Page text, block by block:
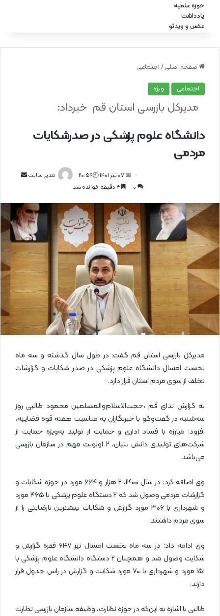
حوزه علمیه
یادداشت
عکس و ویدئو
صفحه اصلی / اجتماعی
اجتماعی ویژه
دانشگاه علوم پزشکی در صدرشکایات
مردمی
مدیرکل بازرسی استان قم خبرداد:
مدیر سایت
ا
ل
ا
ی
م
ی
📅 07 تیر 1401 🕙20:59
0
مدیرکل بازرسی استان قم گفت: در طول سال گذشته و سه ماه
نخست امسال دانشگاه علوم پزشکی در صدر شکایات و گزارشات
تخلف از سوی مردم استان قرار دارد.
به گزارش ندای قم ،حجت‌الاسلام‌والمسلمین محمود طالبی روز
سه‌شنبه در گفت‌وگو با خبرنگاران به مناسبت هفته قوه قضاییه،
افزود: مبارزه با فساد اداری و حمایت از تولید به‌ویژه حمایت از
شرکت‌های تولیدی دانش بنیان، ۲ اولویت مهم در سازمان بازرسی
می‌باشد.
وی اضافه کرد: در سال ۱۴۰۰، ۲ هزار و ۶۶۴ مورد در حوزه شکایات و
گزارشات مردمی وصول شد که ۲ دستگاه علوم پزشکی با ۴۶۵ مورد
و شهرداری با ۳۰۶ مورد گزارش و شکایات بیشترین نارضایتی را از
سوی مردم داشتند.
وی ادامه داد: در سه ماه نخست امسال نیز ۶۴۷ فقره گزارش و
شکایت وصول شد و همچنان ۲ دستگاه دانشگاه علوم پزشکی با
۱۵۱ مورد و شهرداری با ۷۰ مورد شکایت و گزارش در راس جدول قرار
دارند.
طالبی با اشاره به این‌که در حوزه نظارت، وظیفه سازمان بازرسی نظارت